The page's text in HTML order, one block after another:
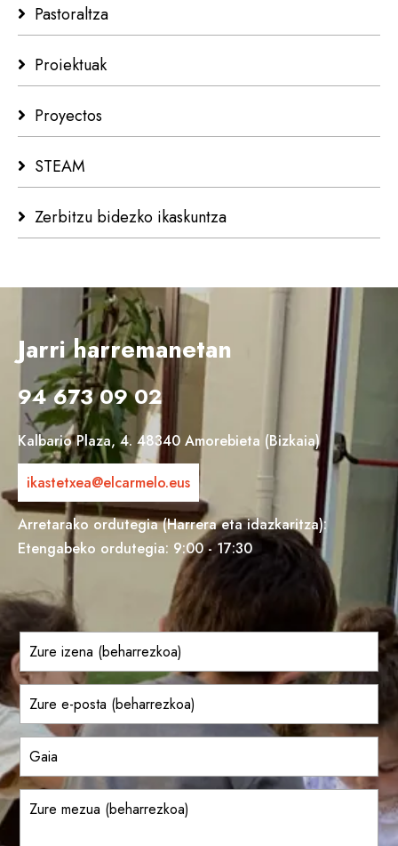
Pastoraltza
Proiektuak
Proyectos
STEAM
Zerbitzu bidezko ikaskuntza
Jarri harremanetan
94 673 09 02
Kalbario Plaza, 4. 48340 Amorebieta (Bizkaia)
ikastetxea@elcarmelo.eus
Arretarako ordutegia (Harrera eta idazkaritza):
Etengabeko ordutegia: 9:00 - 17:30